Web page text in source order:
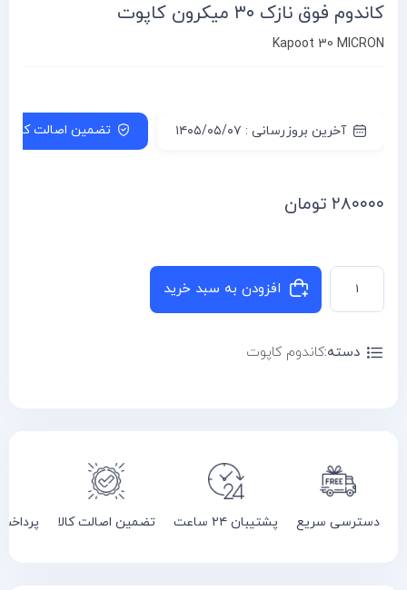
کاندوم فوق نازک ۳۰ میکرون کاپوت
Kapoot 30 MICRON
آخرین بروزرسانی : ۱۴۰۵/۰۵/۰۷ تضمین اصالت کالا
۲۸۰۰۰۰ تومان
افزودن به سبد خرید
دسته:کاندوم کاپوت
دسترسی سریع پشتیبان ۲۴ ساعت تضمین اصالت کالا